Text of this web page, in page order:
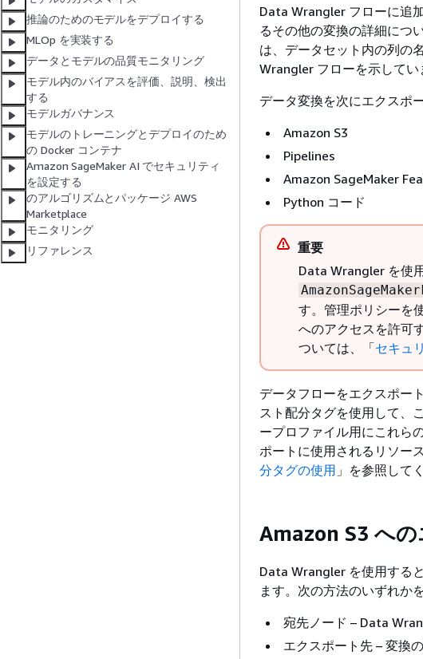
推論のためのモデルをデプロイする
MLOp を実装する
データとモデルの品質モニタリング
モデル内のバイアスを評価、説明、検出
する
モデルガバナンス
モデルのトレーニングとデプロイのため
の Docker コンテナ
Amazon SageMaker AI でセキュリティ
を設定する
のアルゴリズムとパッケージ AWS
Marketplace
モニタリング
リファレンス
Data Wrangler フローに追
るその他の変換の詳細につ
は、データセット内の列の
Wrangler フローを示してい
データ変換を次にエクスポ
Amazon S3
Pipelines
Amazon SageMaker
Python コード
重要
Data Wrangler を使
す。管理ポリシーを
へのアクセスを許可
ついては、「セキュ
データフローをエクスポー
スト配分タグを使用して、
ープロファイル用にこれら
ポートに使用されるリソー
分タグの使用 」を参照して
Amazon S3 への
Data Wrangler を使用する
ます。次の方法のいずれか
宛先ノード – Data
エクスポート先 – 変換